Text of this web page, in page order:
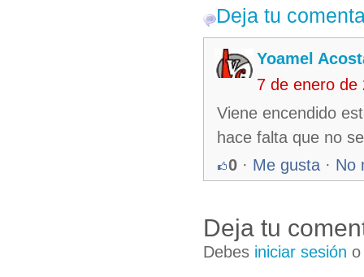
Deja tu
Yoamel
7 de enero de
Viene encendido
hace falta que no
0 · Me gusta · No
Deja tu
Debes iniciar sesión